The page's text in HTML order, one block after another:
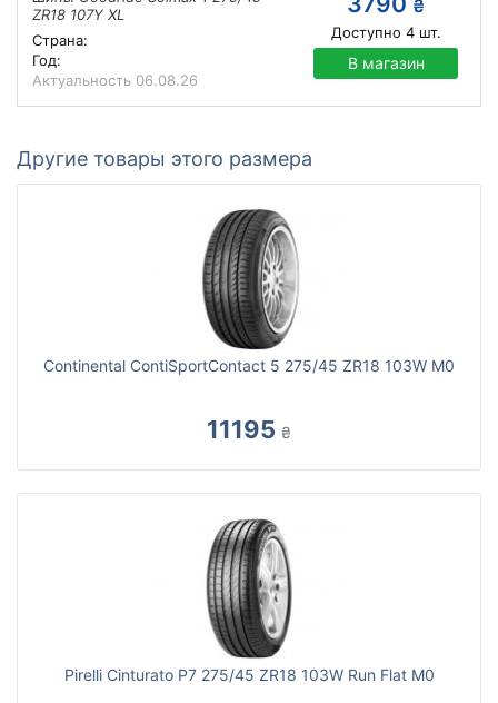
ZR18 107Y XL
Страна:
Год:
Актуальность 06.08.26
₴
Доступно 4шт.
В магазин
Другие товары этого размера
Continental ContiSportContact 5 275/45 ZR18 103W M0
11195 ₴
Pirelli Cinturato P7 275/45 ZR18 103W Run Flat M0